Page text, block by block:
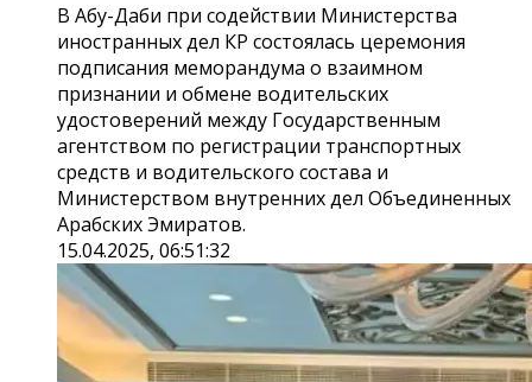
В Абу-Даби при содействии Министерства
иностранных дел КР состоялась церемония
подписания меморандума о взаимном
признании и обмене водительских
удостоверений между Государственным
агентством по регистрации транспортных
средств и водительского состава и
Министерством внутренних дел Объединенных
Арабских Эмиратов.
15.04.2025, 06:51:32